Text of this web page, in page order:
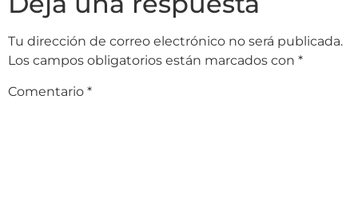
Tu dirección de correo electrónico no será publicada.
Los campos obligatorios están marcados con *
Comentario *